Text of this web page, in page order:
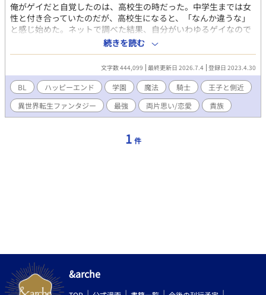
俺がゲイだと自覚したのは、高校生の時だった。中学生までは女
性と付き合っていたのだが、高校生になると、「なんか違うな」
と感じ始めた。ネットで調べた結果、自分がいわゆるゲイなので
はないかとの結論に至った。同級生や友人のことを好きになる
も、それを伝える勇気が出なかった。 そうこうしているうちに、
俺にはカミングアウトをする勇気がなく、こうして三十歳までゲ
イであることを隠しながら独身のままである。周りからはなぜ結
婚しないのかと聞かれるが、その追及を気持ちを押し殺しながら
躱していく日々。俺は幸せになれるのだろうか………。 そんな
日々の中、襲われている女性を助けようとして、腹部を刺されて
しまった。そして、同性婚が認められる、そんな幸せな世界への
ックな身体、アース・ジーマルの体に転生した。病弱が理由で思
続きを読む
文字数 444,099 最終更新日 2026.7.4 登録日 2023.4.30
BL ハッピーエンド 学園 魔法 騎士
王子と側近
異世界転生ファンタジー
最強 両片思い/恋愛 貴族
1 件
&arche